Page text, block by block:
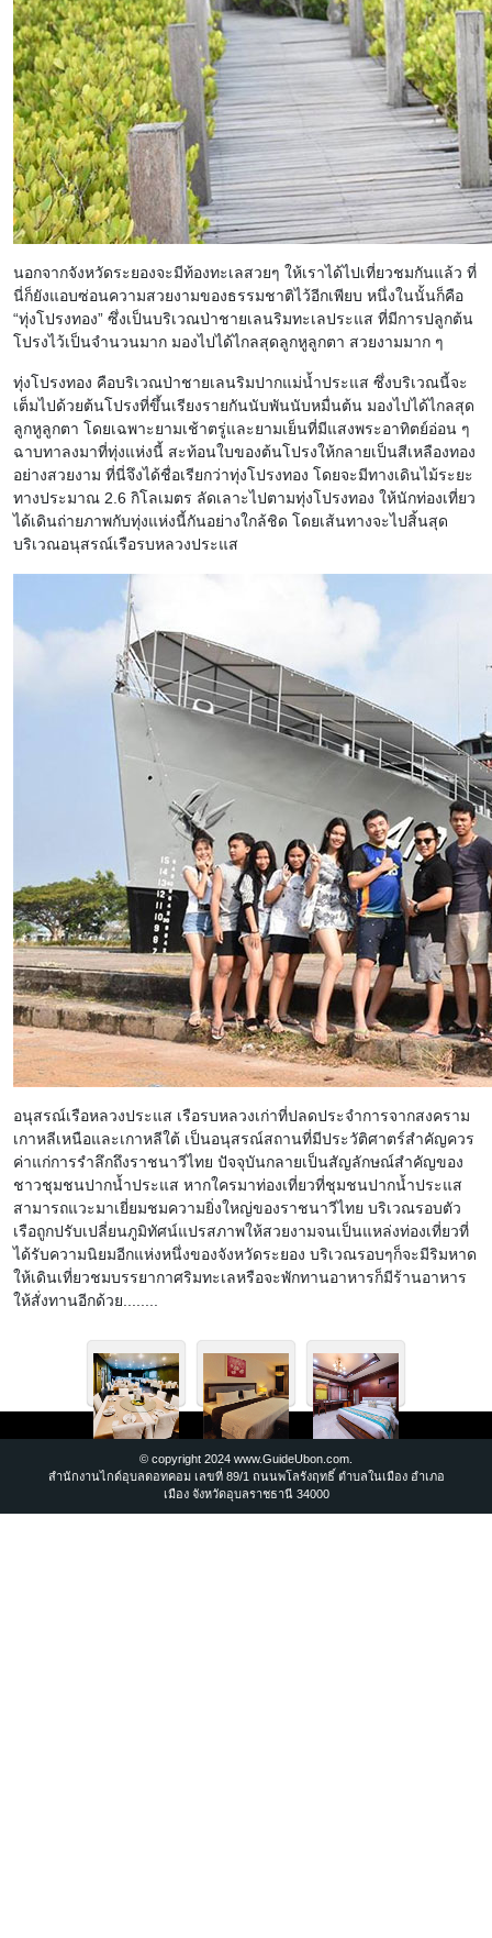
นอกจากจังหวัดระยองจะมีท้องทะเลสวยๆ ให้เราได้ไปเที่ยวชมกันแล้ว ที่
นี่ก็ยังแอบซ่อนความสวยงามของธรรมชาติไว้อีกเพียบ หนึ่งในนั้นก็คือ
“ทุ่งโปรงทอง” ซึ่งเป็นบริเวณป่าชายเลนริมทะเลประแส ที่มีการปลูกต้น
โปรงไว้เป็นจำนวนมาก มองไปได้ไกลสุดลูกหูลูกตา สวยงามมาก ๆ
ทุ่งโปรงทอง คือบริเวณป่าชายเลนริมปากแม่น้ำประแส ซึ่งบริเวณนี้จะ
เต็มไปด้วยต้นโปรงที่ขึ้นเรียงรายกันนับพันนับหมื่นต้น มองไปได้ไกลสุด
ลูกหูลูกตา โดยเฉพาะยามเช้าตรู่และยามเย็นที่มีแสงพระอาทิตย์อ่อน ๆ
ฉาบทาลงมาที่ทุ่งแห่งนี้ สะท้อนใบของต้นโปรงให้กลายเป็นสีเหลืองทอง
อย่างสวยงาม ที่นี่จึงได้ชื่อเรียกว่าทุ่งโปรงทอง โดยจะมีทางเดินไม้ระยะ
ทางประมาณ 2.6 กิโลเมตร ลัดเลาะไปตามทุ่งโปรงทอง ให้นักท่องเที่ยว
ได้เดินถ่ายภาพกับทุ่งแห่งนี้กันอย่างใกล้ชิด โดยเส้นทางจะไปสิ้นสุด
บริเวณอนุสรณ์เรือรบหลวงประแส
อนุสรณ์เรือหลวงประแส เรือรบหลวงเก่าที่ปลดประจำการจากสงคราม
เกาหลีเหนือและเกาหลีใต้ เป็นอนุสรณ์สถานที่มีประวัติศาตร์สำคัญควร
ค่าแก่การรำลึกถึงราชนาวีไทย ปัจจุบันกลายเป็นสัญลักษณ์สำคัญของ
ชาวชุมชนปากน้ำประแส หากใครมาท่องเที่ยวที่ชุมชนปากน้ำประแส
สามารถแวะมาเยี่ยมชมความยิ่งใหญ่ของราชนาวีไทย บริเวณรอบตัว
เรือถูกปรับเปลี่ยนภูมิทัศน์แปรสภาพให้สวยงามจนเป็นแหล่งท่องเที่ยวที่
ได้รับความนิยมอีกแห่งหนึ่งของจังหวัดระยอง บริเวณรอบๆก็จะมีริมหาด
ให้เดินเที่ยวชมบรรยากาศริมทะเลหรือจะพักทานอาหารก็มีร้านอาหาร
ให้สั่งทานอีกด้วย........
© copyright 2024 www.GuideUbon.com.
สำนักงานไกด์อุบลดอทคอม เลขที่ 89/1 ถนนพโลรังฤทธิ์ ตำบลในเมือง อำเภอ
เมือง จังหวัดอุบลราชธานี 34000